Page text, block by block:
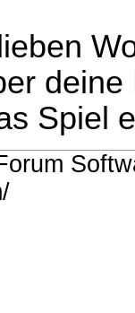
Spiel